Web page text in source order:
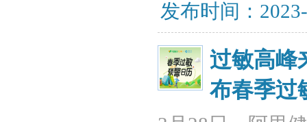
发布时间：
过敏高峰
布春季过